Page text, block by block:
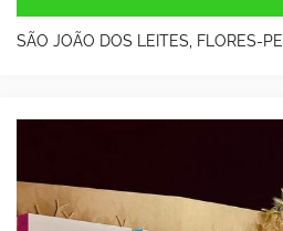
SÃO JOÃO DOS LEITES, FLORES-PE